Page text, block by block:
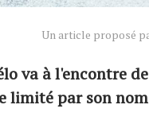
Un article proposé
va à l'encontre
limité par son nom